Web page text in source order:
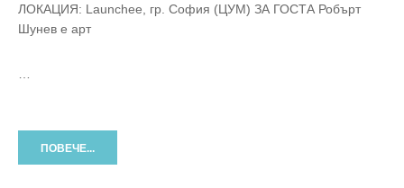
ЛОКАЦИЯ: Launchee, гр. София (ЦУМ) ЗА ГОСТА Робърт
Шунев e арт
ПОВЕЧЕ...